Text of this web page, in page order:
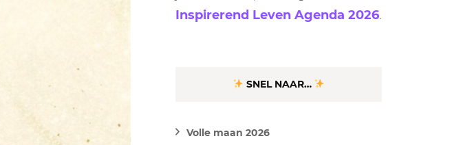
Inspirerend Leven Agenda 2026.
SNEL NAAR…
Volle maan 2026